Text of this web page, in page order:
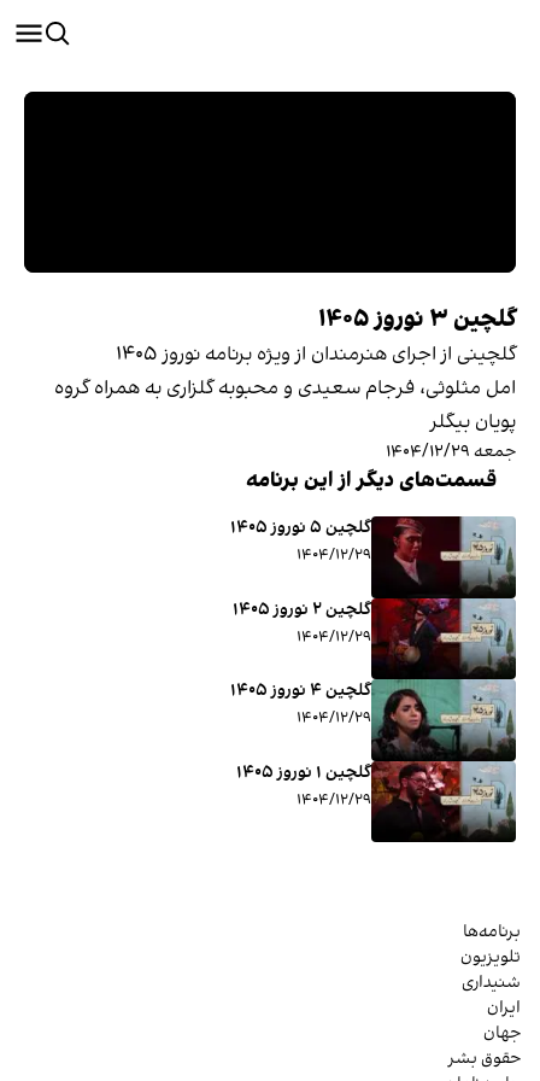
گلچین ۳ نوروز ۱۴۰۵
گلچینی از اجرای هنرمندان از ویژه برنامه نوروز ۱۴۰۵
امل مثلوثی، فرجام سعیدی و محبوبه گلزاری به همراه گروه
پویان بیگلر
جمعه ۱۴۰۴/۱۲/۲۹
قسمت‌های دیگر از این برنامه
گلچین ۵ نوروز ۱۴۰۵
۱۴۰۴/۱۲/۲۹
گلچین ۲ نوروز ۱۴۰۵
۱۴۰۴/۱۲/۲۹
گلچین ۴ نوروز ۱۴۰۵
۱۴۰۴/۱۲/۲۹
گلچین ۱ نوروز ۱۴۰۵
۱۴۰۴/۱۲/۲۹
برنامه‌ها
تلویزیون
شنیداری
ایران
جهان
حقوق بشر